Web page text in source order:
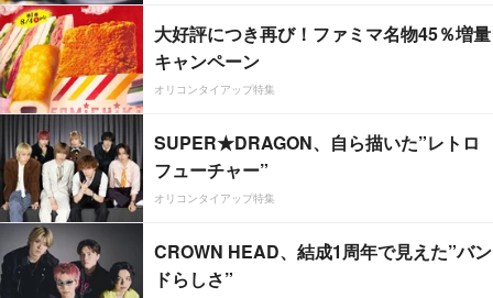
大好評につき再び！ファミマ名物45％増量
キャンペーン
オリコンタイアップ特集
SUPER★DRAGON、自ら描いた”レトロ
フューチャー”
オリコンタイアップ特集
CROWN HEAD、結成1周年で見えた”バン
ドらしさ”